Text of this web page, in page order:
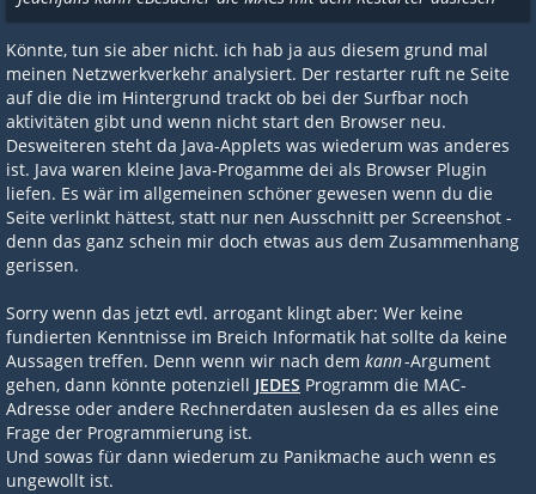
Könnte, tun sie aber nicht. ich hab ja aus diesem grund mal
meinen Netzwerkverkehr analysiert. Der restarter ruft ne Seite
auf die die im Hintergrund trackt ob bei der Surfbar noch
aktivitäten gibt und wenn nicht start den Browser neu.
Desweiteren steht da Java-Applets was wiederum was anderes
ist. Java waren kleine Java-Progamme dei als Browser Plugin
liefen. Es wär im allgemeinen schöner gewesen wenn du die
Seite verlinkt hättest, statt nur nen Ausschnitt per Screenshot -
denn das ganz schein mir doch etwas aus dem Zusammenhang
gerissen.
Sorry wenn das jetzt evtl. arrogant klingt aber: Wer keine
fundierten Kenntnisse im Breich Informatik hat sollte da keine
Aussagen treffen. Denn wenn wir nach dem kann-Argument
gehen, dann könnte potenziell JEDES Programm die MAC-
Adresse oder andere Rechnerdaten auslesen da es alles eine
Frage der Programmierung ist.
Und sowas für dann wiederum zu Panikmache auch wenn es
ungewollt ist.